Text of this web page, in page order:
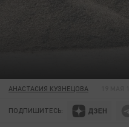
АНАСТАСИЯ КУЗНЕЦОВА
ПОДПИШИТЕСЬ: